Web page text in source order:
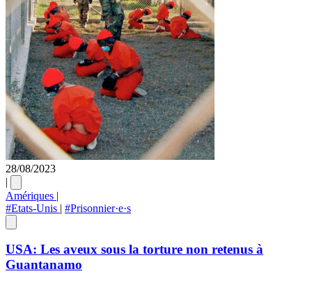
28/08/2023
|
Amériques |
#Etats-Unis | #Prisonnier·e·s
USA: Les aveux sous la torture non retenus à
Guantanamo